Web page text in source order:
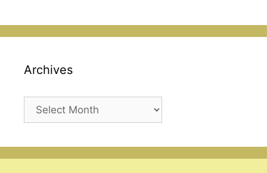
Archives
Archives